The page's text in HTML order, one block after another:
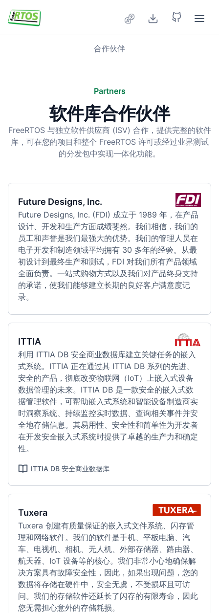
合作伙伴
Partners
软件库合作伙伴
FreeRTOS 与独立软件供应商 (ISV) 合作，提供完整的软件
库，可在您的项目和整个 FreeRTOS 许可或经过业界测试
的分发包中实现一体化功能。
Future Designs, Inc.
Future Designs, Inc. (FDI) 成立于 1989 年，在产品
设计、开发和生产方面成绩斐然。我们相信，我们的
员工和声誉是我们最强大的优势。我们的管理人员在
电子开发和制造领域平均拥有 30 多年的经验。从最
初设计到最终生产和测试，FDI 对我们所有产品领域
全面负责。一站式购物方式以及我们对产品终身支持
的承诺，使我们能够建立长期的良好客户满意度记
录。
ITTIA
利用 ITTIA DB 安全商业数据库建立关键任务的嵌入
式系统。ITTIA 正在通过其 ITTIA DB 系列的先进、
安全的产品，彻底改变物联网（IoT）上嵌入式设备
数据管理的未来。ITTIA DB 是一款安全的嵌入式数
据管理软件，可帮助嵌入式系统和智能设备制造商实
时洞察系统、持续监控实时数据、查询相关事件并安
全地存储信息。其易用性、安全性和简单性为开发者
在开发安全嵌入式系统时提供了卓越的生产力和确定
性。
ITTIA DB 安全商业数据库
Tuxera
Tuxera 创建有质量保证的嵌入式文件系统、闪存管
理和网络软件。我们的软件是手机、平板电脑、汽
车、电视机、相机、无人机、外部存储器、路由器、
航天器、IoT 设备等的核心。我们非常小心地确保解
决方案具有故障安全性，因此，如果出现问题，您的
数据将存储在硬件中，安全无虞，不受损坏且可访
问。我们的存储软件还延长了闪存的有限寿命，因此
您无需担心意外的存储耗损。